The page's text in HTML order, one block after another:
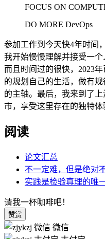
FOCUS ON
DO MORE DevOps
参加工作到今天快4年时间
我开始慢慢理解并接受一个
而且时间过的很快，2023
的规划自己的生活，做有
的主轴。最后，我来到了
市，享受这里存在的独特体
阅读
论文汇总
不一定难，但是绝对
实践是检验真理的唯
请我一杯咖啡吧！
赞赏
微信